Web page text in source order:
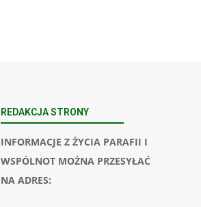
REDAKCJA STRONY
INFORMACJE Z ŻYCIA PARAFII I
WSPÓLNOT MOŻNA PRZESYŁAĆ
NA ADRES: